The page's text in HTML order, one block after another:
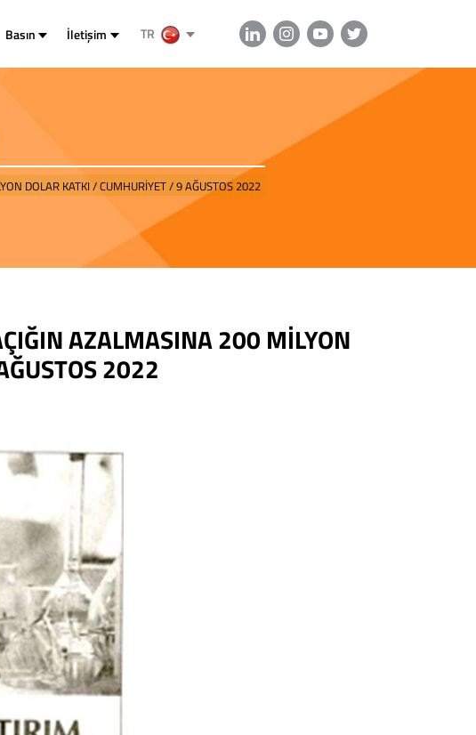
Basın İletişim TR
DOLAR KATKI / CUMHURİYET / 9 AĞUSTOS 2022
AZALMASINA 200 MİLYON
2022